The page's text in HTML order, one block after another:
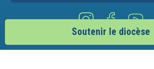
Soutenir le diocèse